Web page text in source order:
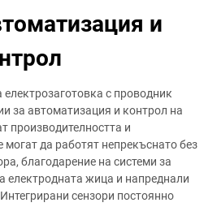
и
с проводник
за автоматизация и контрол на
производителността и
да работят непрекъснато без
благодарение на системи за
електродната жица и напреднали
сензори постоянно